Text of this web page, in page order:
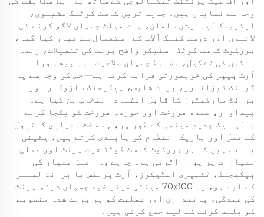
وجہ سے نمایاں ہیں۔ جدید ترین کاسٹ کوٹنگ مشینوں،
ایکریلک لیمنیشن سامان، ہاٹ میلٹ چسپاں لاگو کرنے کی
لائنوں اور درست کٹنگ آلات کے استعمال سے تیار کیا گیا،
مِررکوٹ کاسٹ کوٹڈ اسٹیکر واضح پرنٹ کی تفصیلات، زندہ
رنگوں کی تشکیل، مضبوط چسپاں صلاحیت اور پیشہ ورانہ
آرٹ پیپر کی خوبصورتی فراہم کرتا ہے—جس کی وجہ سے یہ
گرافک ڈیزائنرز، پرنٹ شاپس، پیکیجنگ سازوکار اور
برانڈ مارکیٹرز کا قابل اعتماد انتخاب بن گیا ہے۔
پیداوار، عمده فروخت اور خوردہ فروخت کو یکجا کرنے
والی ایک جدید سیٹھی کے طور پر، ہم سخت معیاری کنٹرول
کے عمل اور باریک انتظام کی پابندی کرتے ہیں، یقینی
بناتے ہیں کہ ہر مِررکوٹ کاسٹ کوٹڈ شیٹ پرنٹ اور عملی
معیارات پر پورا اترتی ہو۔ چاہے وہ اعلیٰ معیار کی
پیکیجنگ، تشہیری اسٹیکرز، آرٹ پرنٹس یا برانڈ لیبلز
کے لیے ہو، یہ 70x100 سینٹی میٹر خود چسپاں شیٹس پرنٹ
کی عمدگی، پائیداری اور عملیت کو ہر پرنٹ شدہ منصوبے
کو بلند کرنے کے لیے جمع کرتی ہیں۔